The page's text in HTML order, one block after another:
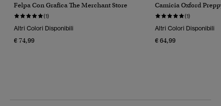
Felpa Con Grafica The Merchant Store
(1)
Altri Colori Disponibili
€ 74,99
Camicia Oxford
(1)
Altri Colori Disponibili
€ 64,99